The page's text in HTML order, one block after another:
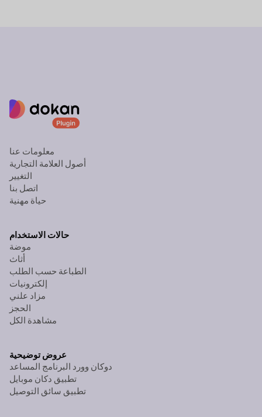
معلومات عنا
أصول العلامة التجارية
التغيير
اتصل بنا
حياة مهنية
حالات الاستخدام
موضة
أثاث
الطباعة حسب الطلب
إلكترونيات
مزاد علني
الحجز
مشاهدة الكل
عروض توضيحية
دوكان وورد البرنامج المساعد
تطبيق دكان موبايل
تطبيق سائق التوصيل